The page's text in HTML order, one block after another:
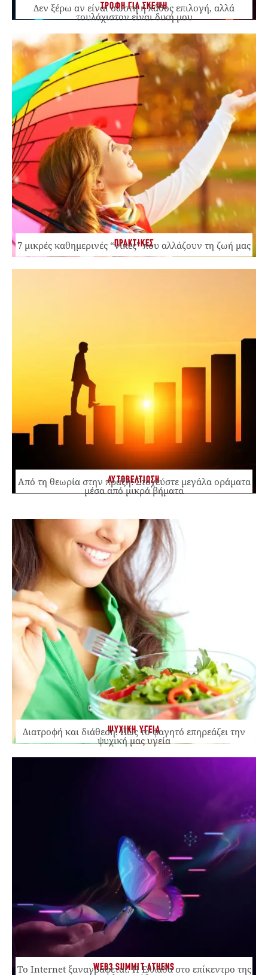
ΤΡΟΦΗ ΓΙΑ ΣΚΕΨΗ
Δεν ξέρω αν είναι σωστή ή λάθος επιλογή, αλλά
τουλάχιστον είναι δική μου
ΠΡΑΚΤΙΚΕΣ
7 μικρές καθημερινές “νίκες” που αλλάζουν τη ζωή μας
ΑΥΤΟΒΕΛΤΙΩΣΗ
Από τη θεωρία στην πράξη: Στοχεύστε μεγάλα οράματα
μέσα από μικρά βήματα
ΨΥΧΙΚΗ ΥΓΕΙΑ
Διατροφή και διάθεση: Πώς το φαγητό επηρεάζει την
ψυχική μας υγεία
WEB3 SUMMIT ATHENS
Το Internet ξαναγράφεται. Η Ελλάδα στο επίκεντρο της